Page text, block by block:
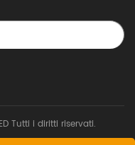
Tutti i diritti riservati.